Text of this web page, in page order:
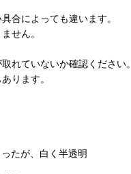
合によっても違います。
せん。
れていないか確認ください。
ります。
たが、白く半透明